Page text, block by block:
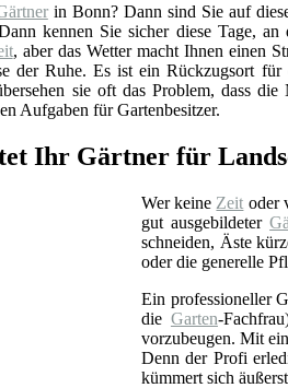
in Bonn? Dann sind Sie auf
kennen Sie sicher diese Tage,
, aber das Wetter macht Ihnen einen
der Ruhe. Es ist ein Rückzugsort für
sie oft das Problem, dass
Aufgaben für Gartenbesitzer.
Ihr Gärtner für
Wer keine Zeit oder
gut ausgebildeter
schneiden, Äste
oder die generelle
Ein professioneller
die Garten-
vorzubeugen. Mit
Denn der Profi
kümmert sich